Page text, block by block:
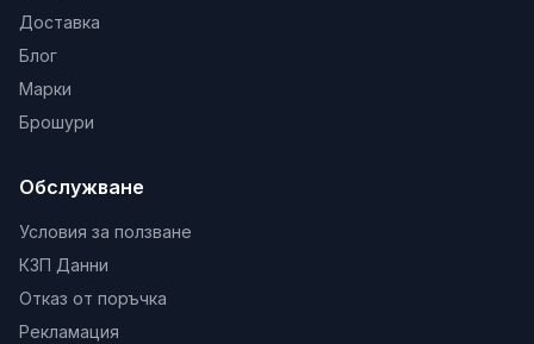
Доставка
Блог
Марки
Брошури
Обслужване
Условия за ползване
КЗП Данни
Отказ от поръчка
Рекламация